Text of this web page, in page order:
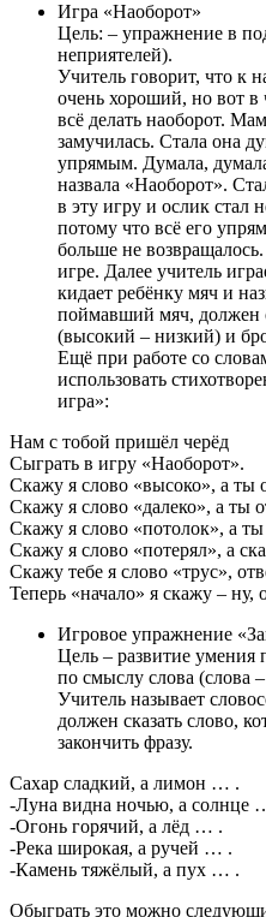
Игра «Наоборот»
Цель: – упражнение в
неприятелей).
Учитель говорит, что к
очень хороший, но вот в
всё делать наоборот.
замучилась. Стала она
упрямым. Думала,
назвала «Наоборот».
в эту игру и ослик стал
потому что всё его
больше не
игре. Далее учитель
кидает ребёнку мяч и
поймавший мяч, должен
(высокий – низкий) и
Ещё при работе со
использовать
игра»:
Нам с тобой пришёл черёд
Сыграть в игру «Наоборот».
Скажу я слово «высоко», а ты
Скажу я слово «далеко», а ты
Скажу я слово «потолок», а
Скажу я слово «потерял», а
Скажу тебе я слово «трус»,
Теперь «начало» я скажу –
Игровое упражнение
Цель – развитие
по смыслу слова (слова
Учитель называет
должен сказать слово,
закончить фразу.
Сахар сладкий, а лимон … .
-Луна видна ночью, а солнце
-Огонь горячий, а лёд … .
-Река широкая, а ручей … .
-Камень тяжёлый, а пух … .
Обыграть это можно